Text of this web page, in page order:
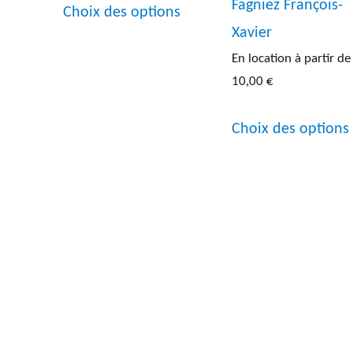
Choix des options
plusieurs
Fagniez François-
Xavier
En location à partir de
10,00€
Choix des options